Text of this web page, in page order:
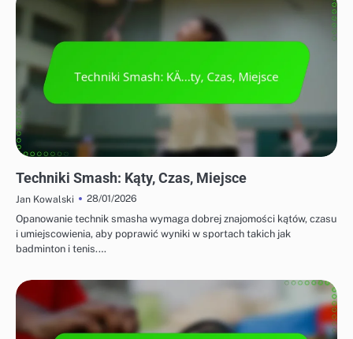
Techniki Smash: Kąty, Czas, Miejsce
Jan Kowalski
28/01/2026
Opanowanie technik smasha wymaga dobrej znajomości kątów, czasu
i umiejscowienia, aby poprawić wyniki w sportach takich jak
badminton i tenis.…